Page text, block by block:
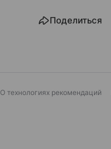
Поделиться
О технологиях рекомендаций